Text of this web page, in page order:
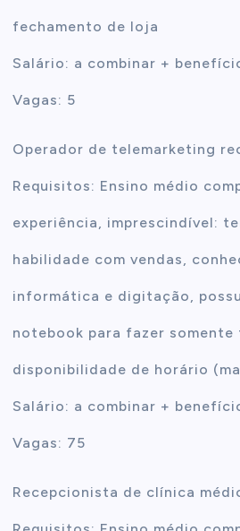
fechamento de loja
Salário: a combinar +
Vagas: 5
Operador de telemarketing
Requisitos: Ensino médio
experiência, imprescindível:
habilidade com vendas,
informática e digitação,
notebook para fazer
disponibilidade de horário
Salário: a combinar +
Vagas: 75
Recepcionista de clínica